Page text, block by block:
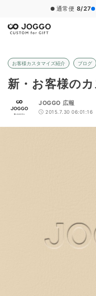
通常便 8/27
お客様カスタマイズ紹介 ブログ
新・お客様の
JOGGO 広報
2015.7.30 06:01:16